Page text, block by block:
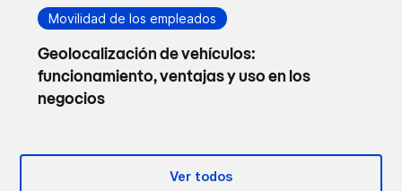
Movilidad de los empleados
Geolocalización de vehículos:
funcionamiento, ventajas y uso en los
negocios
Ver todos